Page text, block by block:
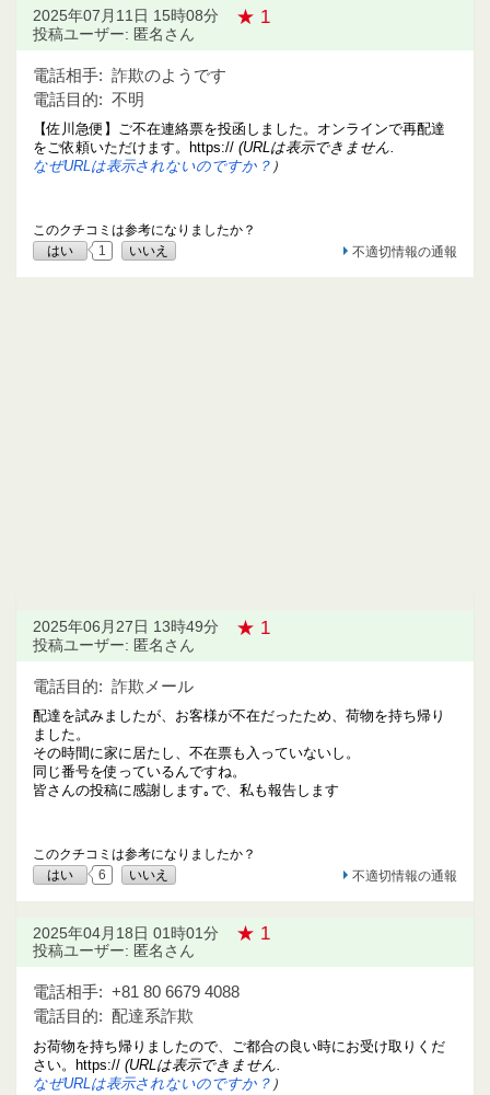
2025年07月11日 15時08分 ★ 1
投稿ユーザー: 匿名さん
電話相手: 詐欺のようです
電話目的: 不明
【佐川急便】ご不在連絡票を投函しました。オンラインで再配達
をご依頼いただけます。https:// (URLは表示できません.
なぜURLは表示されないのですか？ ）
このクチコミは参考になりましたか？
はい
1 いいえ 不適切情報の通報
2025年06月27日 13時49分 ★ 1
投稿ユーザー: 匿名さん
電話目的: 詐欺メール
配達を試みましたが、お客様が不在だったため、荷物を持ち帰り
ました。
その時間に家に居たし、不在票も入っていないし。
同じ番号を使っているんですね。
皆さんの投稿に感謝します｡で、私も報告します
このクチコミは参考になりましたか？
はい
6 いいえ 不適切情報の通報
2025年04月18日 01時01分 ★ 1
投稿ユーザー: 匿名さん
電話相手: +81 80 6679 4088
電話目的: 配達系詐欺
お荷物を持ち帰りましたので、ご都合の良い時にお受け取りくだ
さい。https:// (URLは表示できません.
なぜURLは表示されないのですか？ ）